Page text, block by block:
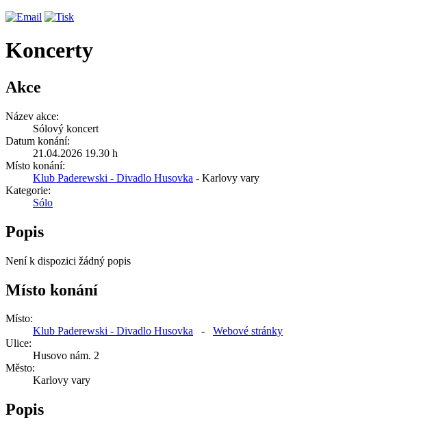
Koncerty
Akce
Název akce:
Sólový koncert
Datum konání:
21.04.2026 19.30 h
Místo konání:
Klub Paderewski - Divadlo Husovka - Karlovy vary
Kategorie:
Sólo
Popis
Není k dispozici žádný popis
Místo konání
Místo:
Klub Paderewski - Divadlo Husovka - Webové stránky
Ulice:
Husovo nám. 2
Město:
Karlovy vary
Popis